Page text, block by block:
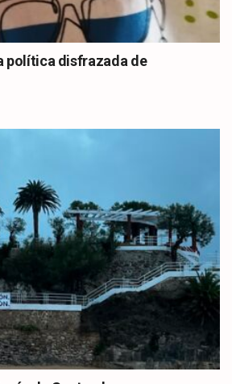
política disfrazada de